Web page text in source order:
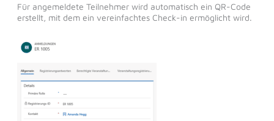
Für angemeldete Teilnehmer wird automatisch ein QR-Code
erstellt, mit dem ein vereinfachtes Check-in ermöglicht wird.